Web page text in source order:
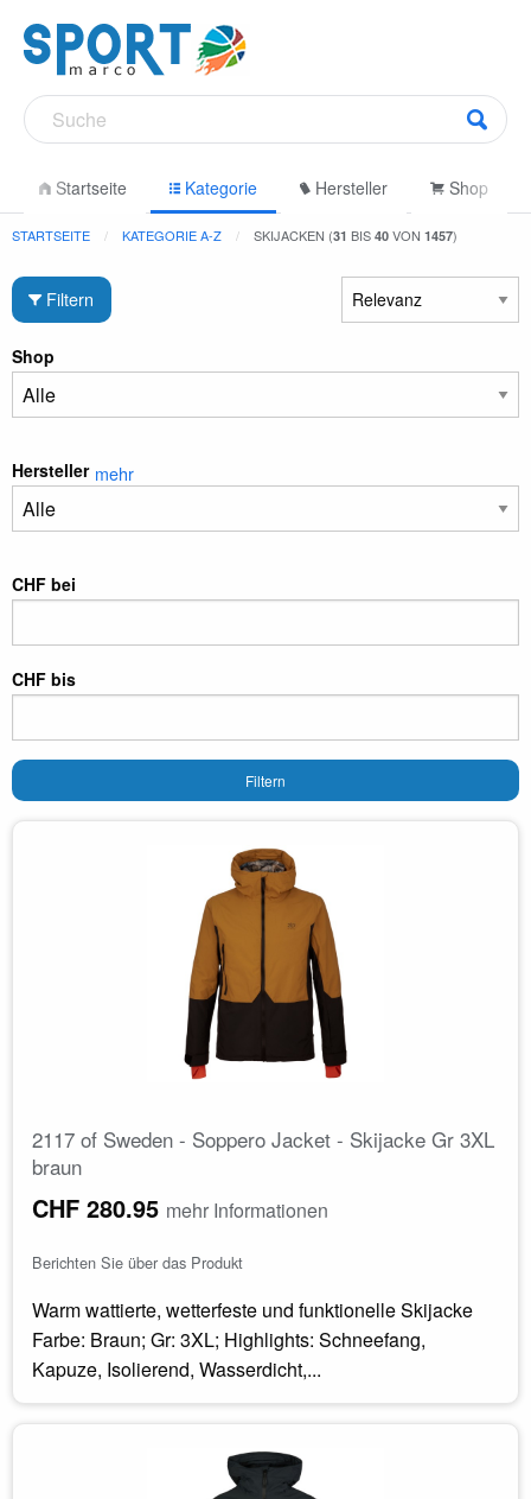
Startseite Kategorie Hersteller Shop
STARTSEITE KATEGORIE A-Z SKIJACKEN (31 BIS 40 VON 1457)
Filtern
Shop
Hersteller mehr
CHF bei
CHF bis
Filtern
2117 of Sweden - Soppero Jacket - Skijacke Gr 3XL
braun
CHF 280.95 mehr Informationen
Berichten Sie über das Produkt
Warm wattierte, wetterfeste und funktionelle Skijacke
Farbe: Braun; Gr: 3XL; Highlights: Schneefang,
Kapuze, Isolierend, Wasserdicht,...